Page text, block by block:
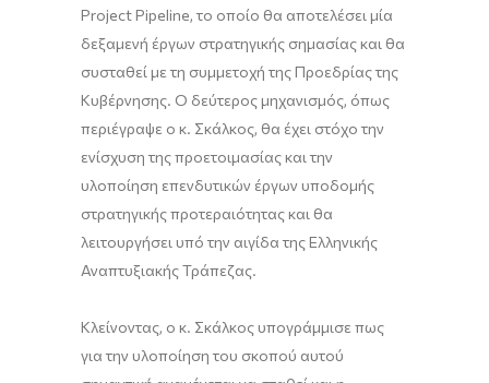
Project Pipeline, το οποίο θα αποτελέσει μία
δεξαμενή έργων στρατηγικής σημασίας και θα
συσταθεί με τη συμμετοχή της Προεδρίας της
Κυβέρνησης. Ο δεύτερος μηχανισμός, όπως
περιέγραψε ο κ. Σκάλκος, θα έχει στόχο την
ενίσχυση της προετοιμασίας και την
υλοποίηση επενδυτικών έργων υποδομής
στρατηγικής προτεραιότητας και θα
λειτουργήσει υπό την αιγίδα της Ελληνικής
Αναπτυξιακής Τράπεζας.
Κλείνοντας, ο κ. Σκάλκος υπογράμμισε πως
για την υλοποίηση του σκοπού αυτού